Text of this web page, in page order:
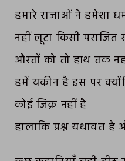
हमारे राजाओं ने हमेशा
नहीं लूटा किसी पराजित
औरतों को तो हाथ तक
हमें यकीन है इस पर
कोई जिक्र नहीं है
हालाकि प्रश्न यथावत है